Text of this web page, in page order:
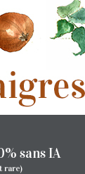
sans IA
rare)